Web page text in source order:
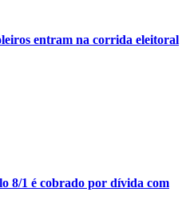
entram na corrida eleitoral
8/1 é cobrado por dívida com